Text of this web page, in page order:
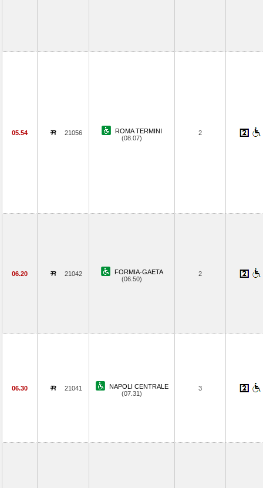
05.54 21056
ROMA TERMINI
(08.07)
2
06.20 21042
FORMIA-GAETA
(06.50)
2
06.30 21041
NAPOLI CENTRALE
(07.31)
3